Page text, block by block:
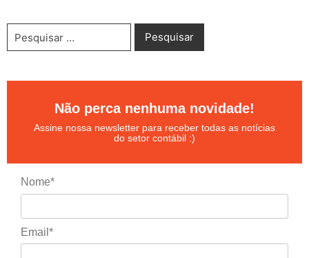
Não perca nenhuma novidade!
Assine nossa newsletter para receber todas as notícias
do setor contábil :)
Nome*
Email*